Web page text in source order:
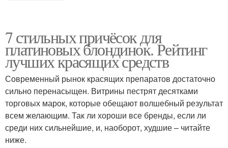
7 стильных причёсок для
платиновых блондинок. Рейтинг
лучших красящих средств
Современный рынок красящих препаратов достаточно
сильно перенасыщен. Витрины пестрят десятками
торговых марок, которые обещают волшебный результат
всем желающим. Так ли хороши все бренды, если ли
среди них сильнейшие, и, наоборот, худшие – читайте
ниже.